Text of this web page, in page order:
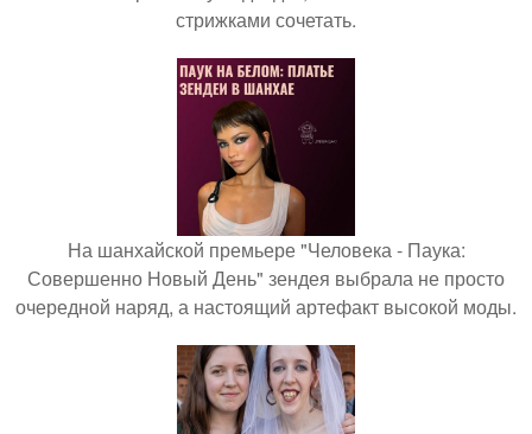
стрижками сочетать.
На шанхайской премьере "Человека - Паука:
Совершенно Новый День" зендея выбрала не просто
очередной наряд, а настоящий артефакт высокой моды.